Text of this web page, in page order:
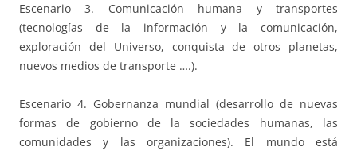
Escenario 3. Comunicación humana y transportes
(tecnologías de la información y la comunicación,
exploración del Universo, conquista de otros planetas,
nuevos medios de transporte ….).
Escenario 4. Gobernanza mundial (desarrollo de nuevas
formas de gobierno de la sociedades humanas, las
comunidades y las organizaciones). El mundo está